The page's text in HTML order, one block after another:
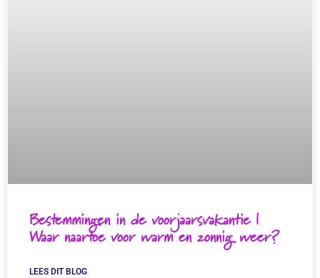
Bestemmingen in de voorjaarsvakantie |
Waar naartoe voor warm en zonnig weer?
LEES DIT BLOG